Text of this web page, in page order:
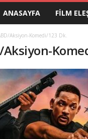
ANASAYFA FILM
Aksiyon-Komedi/123 Dk.
Aksiyon-